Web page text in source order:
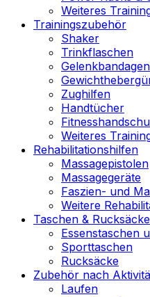
Weiteres
Trainingszubehör
Shaker
Trinkflaschen
Gelenkbandagen
Zughilfen
Handtücher
Weiteres
Rehabilitationshilfen
Massagepistolen
Massagegeräte
Faszien- und
Weitere
Taschen & Rucksäcke
Essenstaschen
Sporttaschen
Rucksäcke
Zubehör nach
Laufen